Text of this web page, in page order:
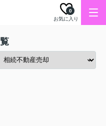
お気に入り
0